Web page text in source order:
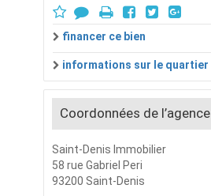
financer ce bien
informations sur le quartier
Coordonnées de l’agence
Saint-Denis Immobilier
58 rue Gabriel Peri
93200 Saint-Denis